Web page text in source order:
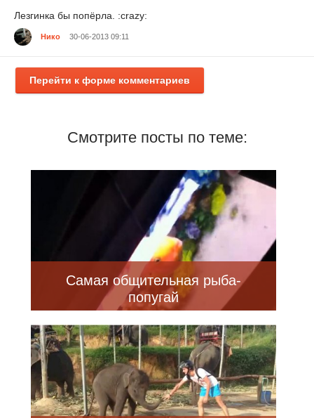
Лезгинка бы попёрла. :crazy:
Нико 30-06-2013 09:11
Перейти к форме комментариев
Смотрите посты по теме:
Самая общительная рыба-
попугай